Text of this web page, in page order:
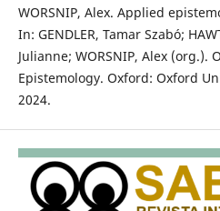
WORSNIP, Alex. Applied
In: GENDLER, Tamar Szabó;
Julianne; WORSNIP, Alex (org.).
Epistemology. Oxford: Oxford
2024.